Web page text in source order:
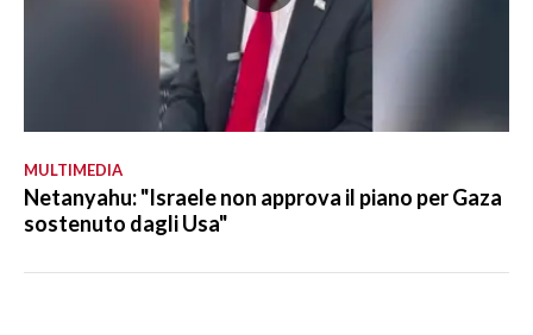
MULTIMEDIA
Netanyahu: "Israele non approva il piano per Gaza
sostenuto dagli Usa"